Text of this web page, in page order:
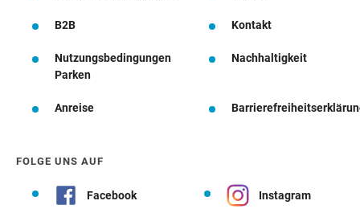
B2B Kontakt
Nutzungsbedingungen
Parken
Nachhaltigkeit
Anreise
FOLGE UNS AUF
Facebook Instagram